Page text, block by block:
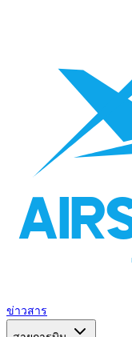
ข่าวสาร